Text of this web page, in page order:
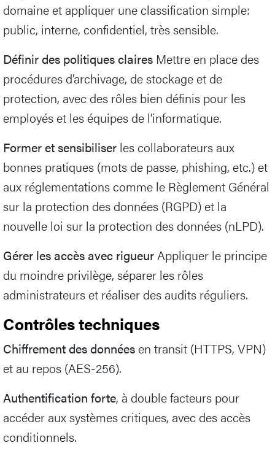
domaine et appliquer une classification simple:
public, interne, confidentiel, très sensible.
Définir des politiques claires Mettre en place des
procédures d’archivage, de stockage et de
protection, avec des rôles bien définis pour les
employés et les équipes de l’informatique.
Former et sensibiliser les collaborateurs aux
bonnes pratiques (mots de passe, phishing, etc.) et
aux réglementations comme le Règlement Général
sur la protection des données (RGPD) et la
nouvelle loi sur la protection des données (nLPD).
Gérer les accès avec rigueurAppliquer le principe
du moindre privilège, séparer les rôles
administrateurs et réaliser des audits réguliers.
Contrôles techniques
Chiffrement des donnéesen transit (HTTPS, VPN)
et au repos (AES-256).
Authentification forte, à double facteurs pour
accéder aux systèmes critiques, avec des accès
conditionnels.